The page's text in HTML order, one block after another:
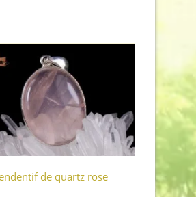
de quartz rose